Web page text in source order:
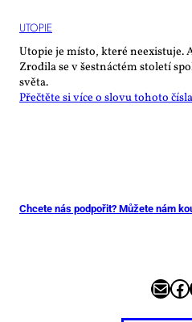
UTO­PIE
Utopie je místo, které neexistuje.
Zrodila se v šestnáctém století
světa.
Přečtěte si více o slovu tohoto
Chcete nás podpořit? Můžete nám
E-mail